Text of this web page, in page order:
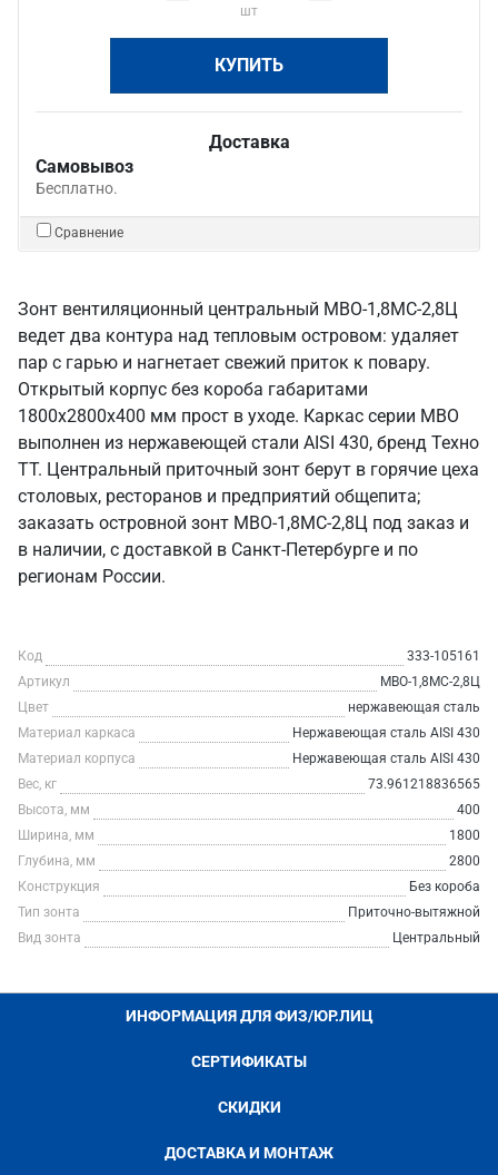
шт
КУПИТЬ
Доставка
Самовывоз
Бесплатно.
Сравнение
Зонт вентиляционный центральный МВО-1,8МС-2,8Ц
ведет два контура над тепловым островом: удаляет
пар с гарью и нагнетает свежий приток к повару.
Открытый корпус без короба габаритами
1800х2800х400 мм прост в уходе. Каркас серии МВО
выполнен из нержавеющей стали AISI 430, бренд Техно
ТТ. Центральный приточный зонт берут в горячие цеха
столовых, ресторанов и предприятий общепита;
заказать островной зонт МВО-1,8МС-2,8Ц под заказ и
в наличии, с доставкой в Санкт‑Петербурге и по
регионам России.
Код
333-105161
Артикул
МВО-1,8МС-2,8Ц
Цвет
нержавеющая сталь
Материал каркаса
Нержавеющая сталь AISI 430
Материал корпуса
Нержавеющая сталь AISI 430
Вес, кг
73.961218836565
Высота, мм
400
Ширина, мм
1800
Глубина, мм
2800
Конструкция
Без короба
Тип зонта
Приточно-вытяжной
Вид зонта
Центральный
ИНФОРМАЦИЯ ДЛЯ ФИЗ/ЮР.ЛИЦ
СЕРТИФИКАТЫ
СКИДКИ
ДОСТАВКА И МОНТАЖ